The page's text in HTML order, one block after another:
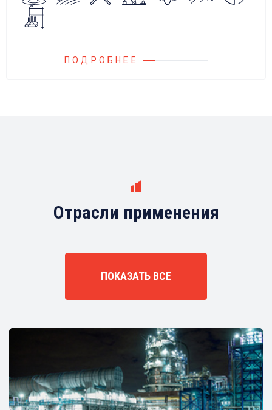
любыми насосами российских и
иностранных производителей.
ПОДРОБНЕЕ
Отрасли применения
ПОКАЗАТЬ ВСЕ